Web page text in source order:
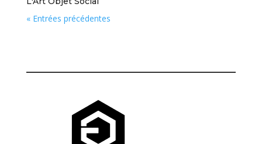
« Entrées précédentes